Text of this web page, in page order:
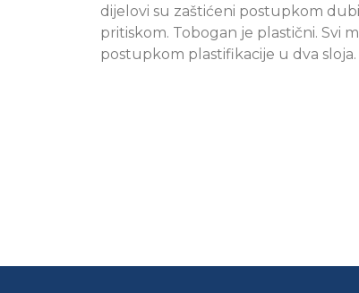
dijelovi su zaštićeni postupkom
pritiskom. Tobogan je plastični. Svi
postupkom plastifikacije u dva sloja.